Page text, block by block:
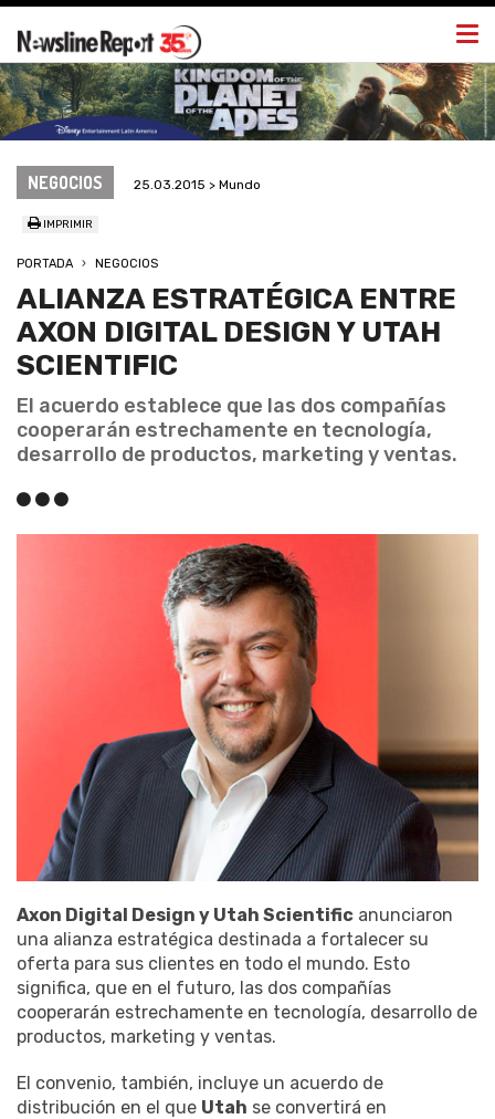
NEGOCIOS 25.03.2015 > Mundo
IMPRIMIR
PORTADA NEGOCIOS
ALIANZA ESTRATÉGICA ENTRE
AXON DIGITAL DESIGN Y UTAH
SCIENTIFIC
El acuerdo establece que las dos compañías
cooperarán estrechamente en tecnología,
desarrollo de productos, marketing y ventas.
Axon Digital Design y Utah Scientific anunciaron
una alianza estratégica destinada a fortalecer su
oferta para sus clientes en todo el mundo. Esto
significa, que en el futuro, las dos compañías
cooperarán estrechamente en tecnología, desarrollo de
productos, marketing y ventas.
El convenio, también, incluye un acuerdo de
distribución en el que Utah se convertirá en